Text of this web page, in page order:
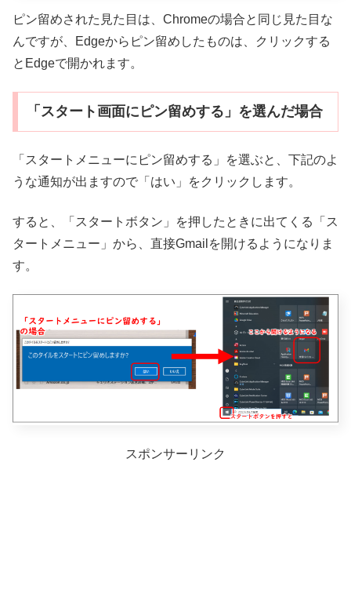
ピン留めされた見た目は、Chromeの場合と同じ見た目な
んですが、Edgeからピン留めしたものは、クリックする
とEdgeで開かれます。
「スタート画面にピン留めする」を選んだ場合
「スタートメニューにピン留めする」を選ぶと、下記のよ
うな通知が出ますので「はい」をクリックします。
すると、「スタートボタン」を押したときに出てくる「ス
タートメニュー」から、直接Gmailを開けるようになりま
す。
スポンサーリンク